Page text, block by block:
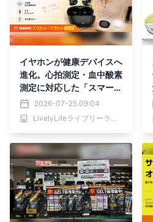
イヤホンが健康デバイスへ
進化。心拍測定・血中酸素
測定に対応した「スマート
イヤーカ型フイヤホン」が
登場
2026-07-25 09:04
LivelyLifeライブリーライフ株式会社